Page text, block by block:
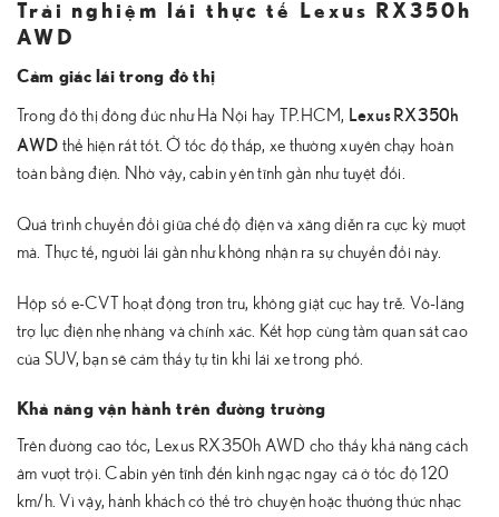
Trải nghiệm lái thực tế Lexus RX350h
AWD
Cảm giác lái trong đô thị
Trong đô thị đông đúc như Hà Nội hay TP.HCM, Lexus RX350h
AWD thể hiện rất tốt. Ở tốc độ thấp, xe thường xuyên chạy hoàn
toàn bằng điện. Nhờ vậy, cabin yên tĩnh gần như tuyệt đối.
Quá trình chuyển đổi giữa chế độ điện và xăng diễn ra cực kỳ mượt
mà. Thực tế, người lái gần như không nhận ra sự chuyển đổi này.
Hộp số e-CVT hoạt động trơn tru, không giật cục hay trễ. Vô-lăng
trợ lực điện nhẹ nhàng và chính xác. Kết hợp cùng tầm quan sát cao
của SUV, bạn sẽ cảm thấy tự tin khi lái xe trong phố.
Khả năng vận hành trên đường trường
Trên đường cao tốc, Lexus RX350h AWD cho thấy khả năng cách
âm vượt trội. Cabin yên tĩnh đến kinh ngạc ngay cả ở tốc độ 120
km/h. Vì vậy, hành khách có thể trò chuyện hoặc thưởng thức nhạc